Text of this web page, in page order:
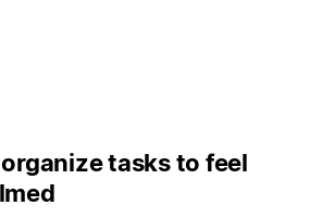
tasks to feel